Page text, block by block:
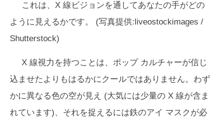
これは、X 線ビジョンを通してあなたの手がどの
ように見えるかです。 (写真提供:liveostockimages /
Shutterstock)
X 線視力を持つことは、ポップ カルチャーが信じ
込ませたよりもはるかにクールではありません。わず
かに異なる色の空が見え (大気には少量の X 線が含ま
れています)、それを捉えるには鉄のアイ マスクが必